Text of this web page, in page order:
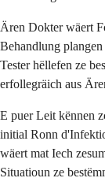
Ären Dokter wäert
Behandlung
Tester hëllefen ze
erfollegräich aus
E puer Leit kënnen
initial Ronn
wäert mat Iech
Situatioun ze